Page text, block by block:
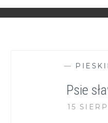
—
Psie
15